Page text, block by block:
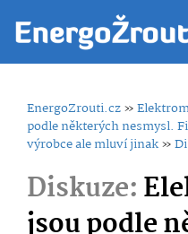
EnergoZrouti.cz»
podle některých nesmysl.
výrobce ale mluví jinak»
Diskuze:
jsou podle